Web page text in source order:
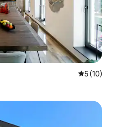
5 (10)